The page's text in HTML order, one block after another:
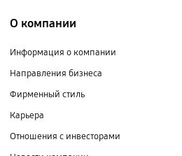
О компании
Информация о компании
Направления бизнеса
Фирменный стиль
Карьера
Отношения с инвесторами